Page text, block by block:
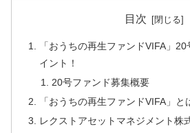
目次
「おうちの再生ファンドVIFA」
イント！
20号ファンド募集概要
「おうちの再生ファンドVIFA」と
レクストアセットマネジメント株